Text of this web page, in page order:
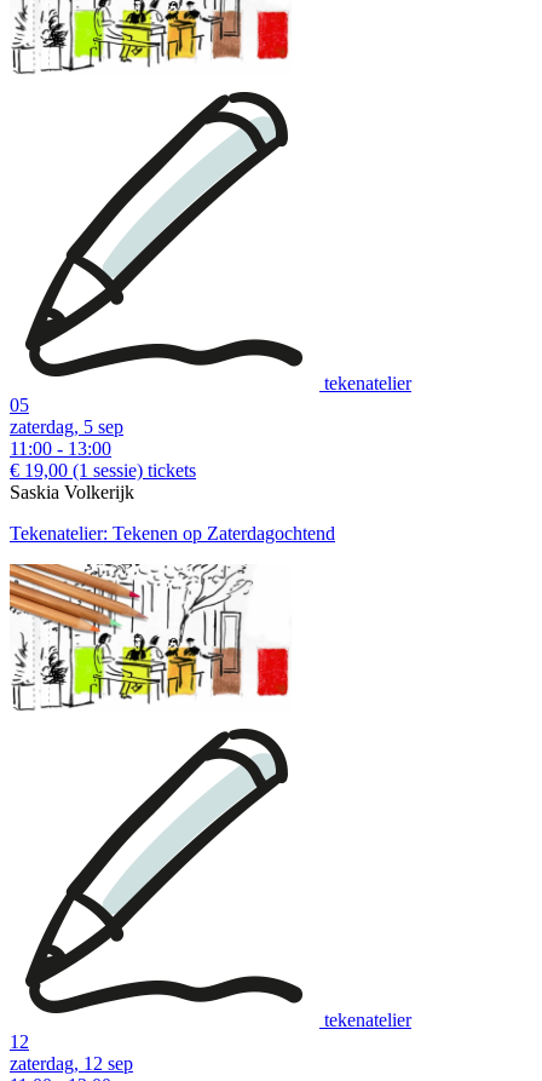
tekenatelier
05
zaterdag, 5 sep
11:00 - 13:00
€ 19,00 (1 sessie) tickets
Saskia Volkerijk
Tekenatelier: Tekenen op Zaterdagochtend
tekenatelier
12
zaterdag, 12 sep